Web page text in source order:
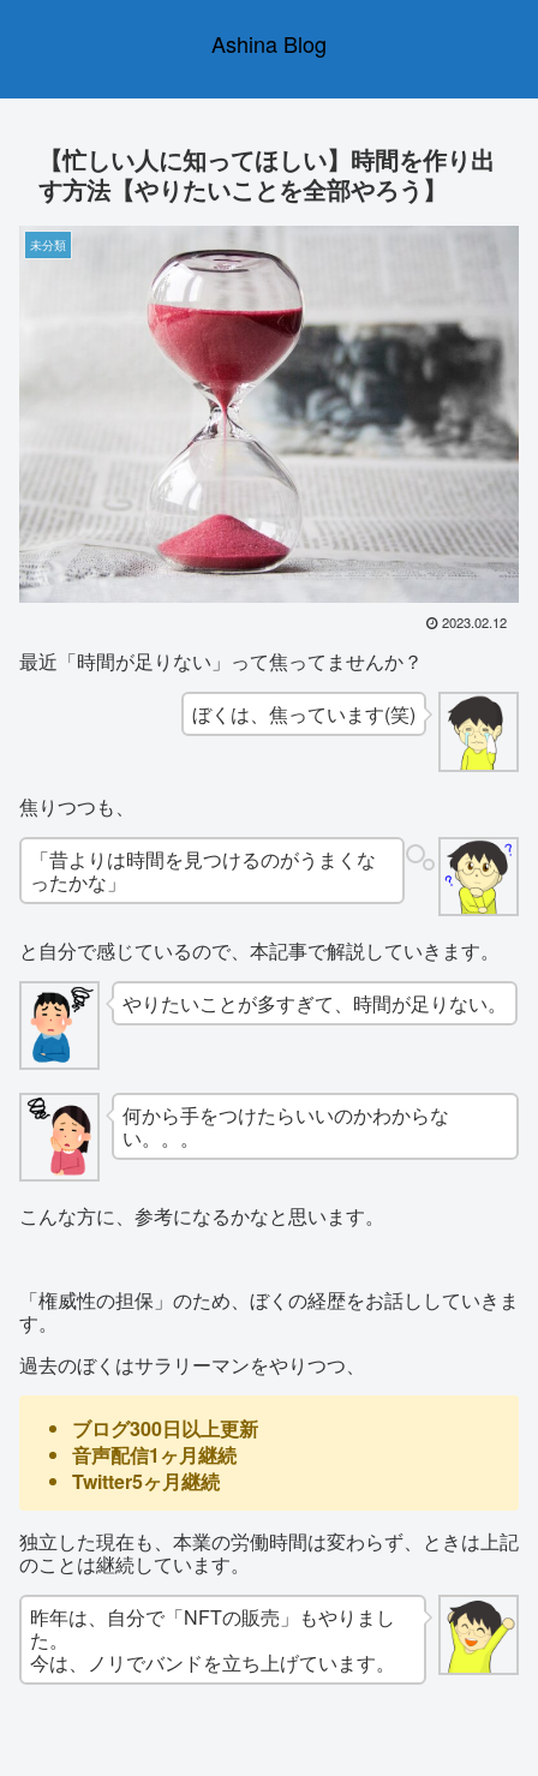
Ashina Blog
【忙しい人に知ってほしい】時間を作り出
す方法【やりたいことを全部やろう】
未分類
2023.02.12
最近「時間が足りない」って焦ってませんか？
ぼくは、焦っています(笑)
焦りつつも、
「昔よりは時間を見つけるのがうまくな
ったかな」
と自分で感じているので、本記事で解説していきます。
やりたいことが多すぎて、時間が足りない。
何から手をつけたらいいのかわからな
い。。。
こんな方に、参考になるかなと思います。
「権威性の担保」のため、ぼくの経歴をお話ししていきま
す。
過去のぼくはサラリーマンをやりつつ、
ブログ300日以上更新
音声配信1ヶ月継続
Twitter5ヶ月継続
独立した現在も、本業の労働時間は変わらず、ときは上記
のことは継続しています。
昨年は、自分で「NFTの販売」もやりまし
た。
今は、ノリでバンドを立ち上げています。